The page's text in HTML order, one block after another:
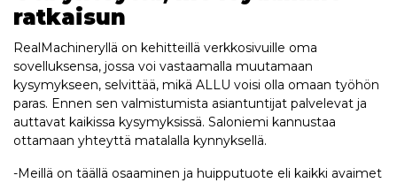
ratkaisun
RealMachineryllä on kehitteillä verkkosivuille oma
sovelluksensa, jossa voi vastaamalla muutamaan
kysymykseen, selvittää, mikä ALLU voisi olla omaan työhön
paras. Ennen sen valmistumista asiantuntijat palvelevat ja
auttavat kaikissa kysymyksissä. Saloniemi kannustaa
ottamaan yhteyttä matalalla kynnyksellä.
-Meillä on täällä osaaminen ja huipputuote eli kaikki avaimet